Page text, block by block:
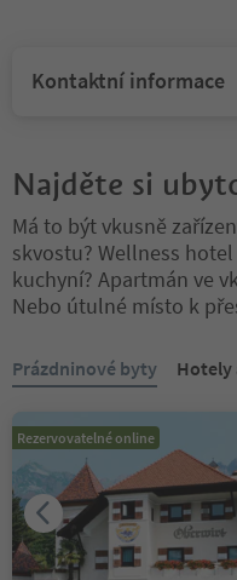
Kontaktní informace
Najděte si
Má to být vkusně
skvostu? Wellness
kuchyní? Apartmán ve
Nebo útulné místo k
Nacházíte se na
Prázdninové byty Hotely
Rezervovatelné online